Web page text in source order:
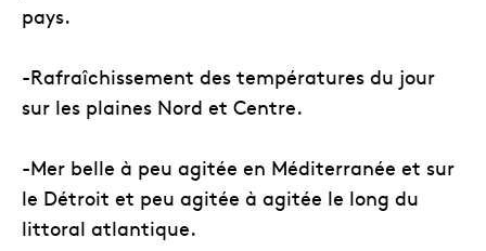
pays.
-Rafraîchissement des températures du jour
sur les plaines Nord et Centre.
-Mer belle à peu agitée en Méditerranée et sur
le Détroit et peu agitée à agitée le long du
littoral atlantique.